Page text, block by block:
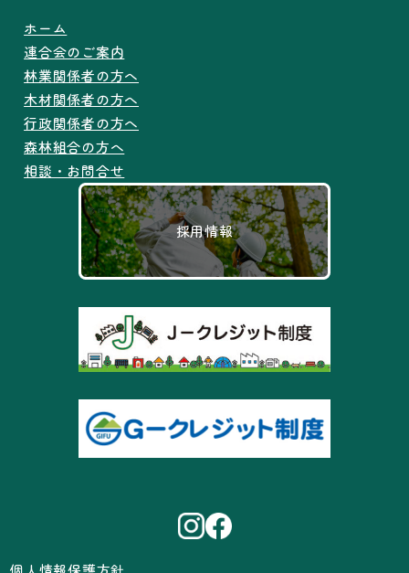
ホーム
連合会のご案内
林業関係者の方へ
木材関係者の方へ
行政関係者の方へ
森林組合の方へ
相談・お問合せ
採用情報